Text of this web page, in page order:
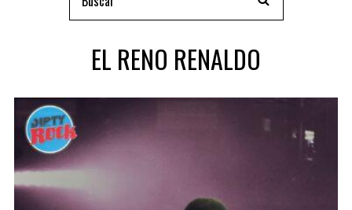
EL RENO RENALDO